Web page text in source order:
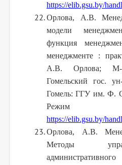
https://elib.gsu.by/
Орлова, А.В.
модели
функция
менеджменте :
А.В. Орлова; М-
Гомельский гос.
Гомель: ГГУ им. Ф.
Режим
https://elib.gsu.by/
Орлова, А.В.
Методы